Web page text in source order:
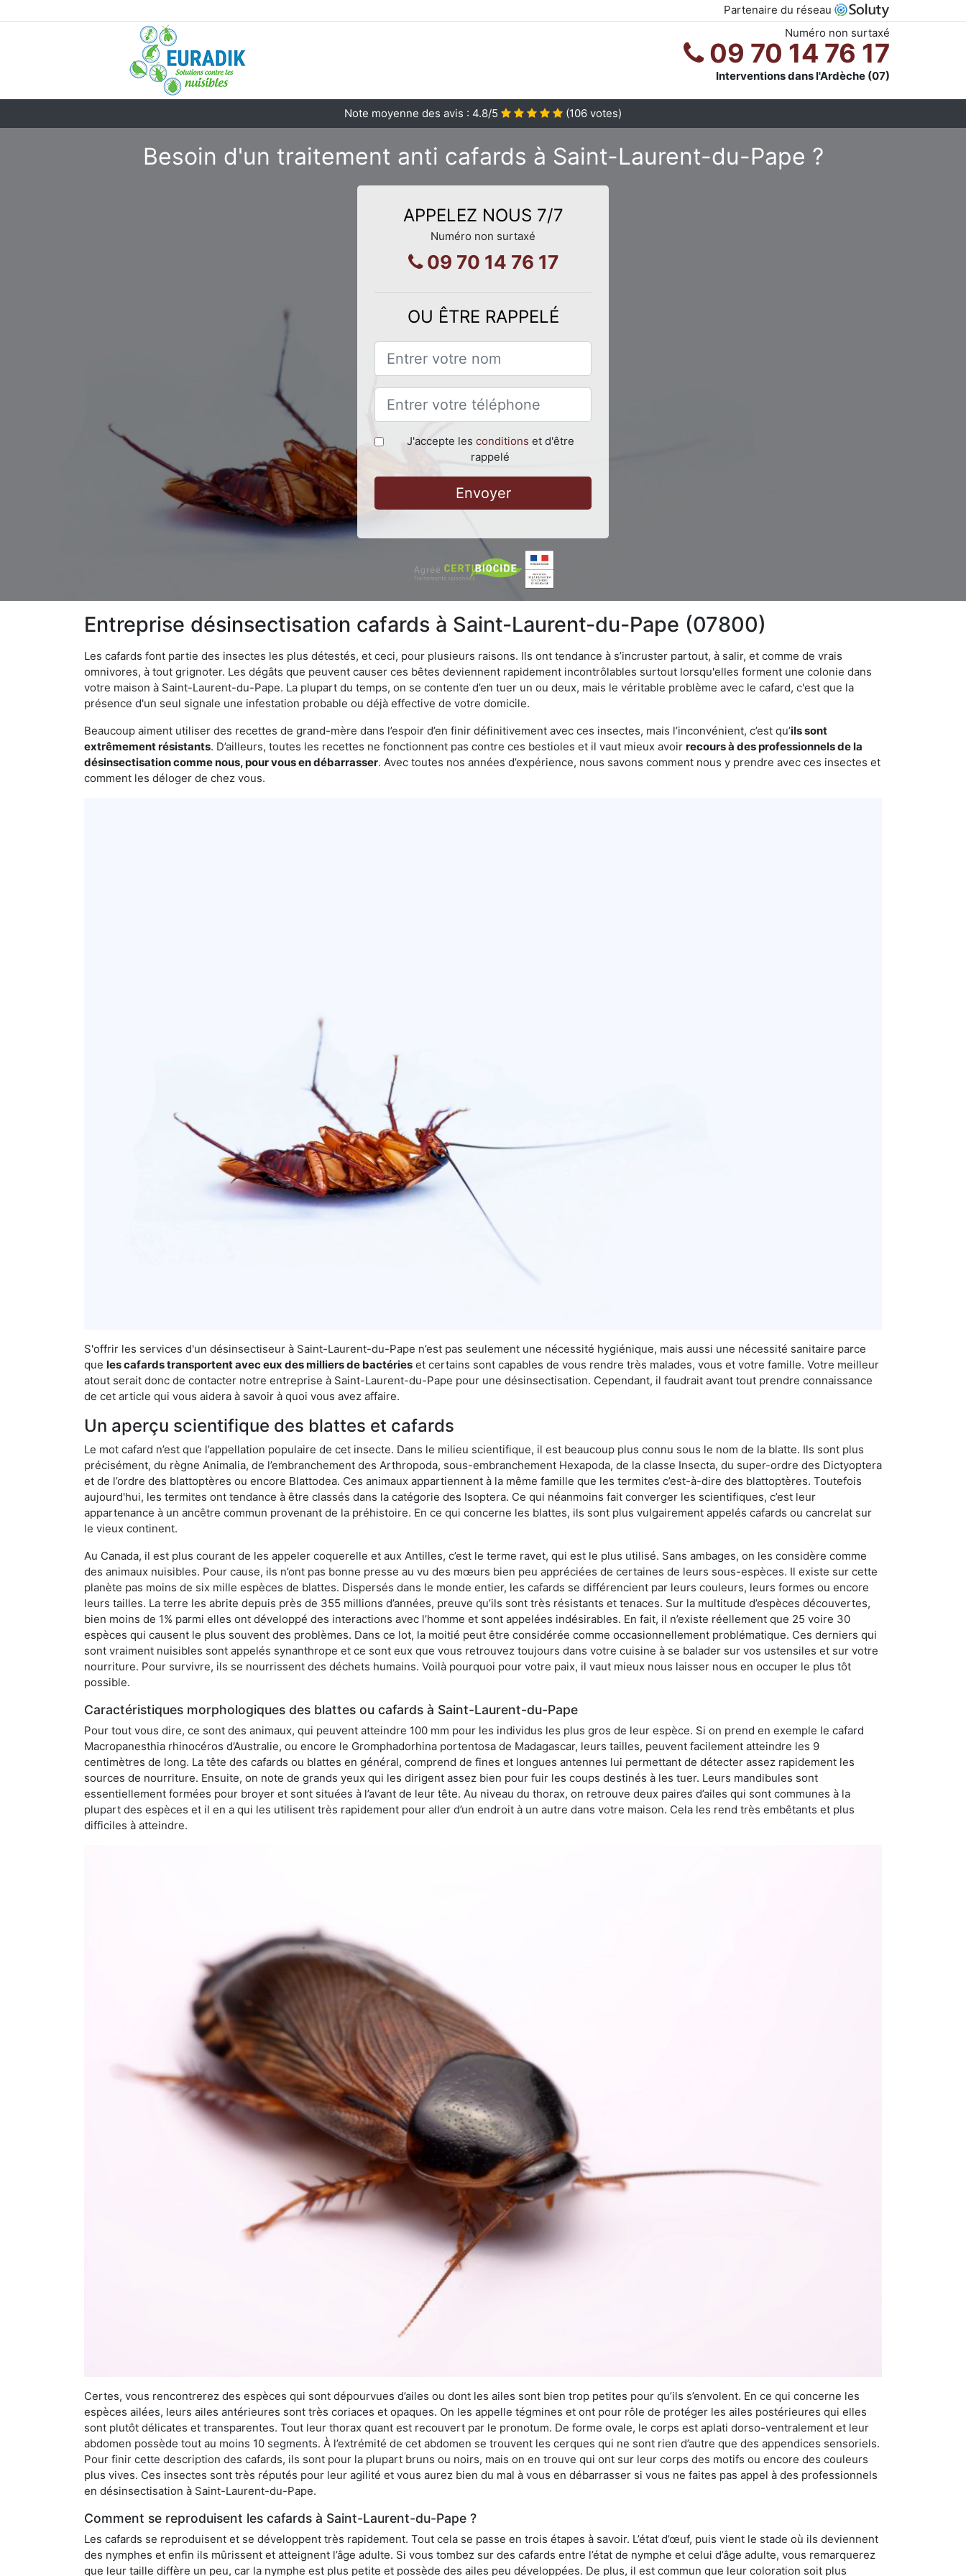
Partenaire du réseau
Numéro non surtaxé
09 70 14 76 17
Interventions dans l'Ardèche (07)
Note moyenne des avis : 4.8/5 (106 votes)
Besoin d'un traitement anti cafards à Saint-Laurent-du-Pape ?
APPELEZ NOUS 7/7
Numéro non surtaxé
09 70 14 76 17
OU ÊTRE RAPPELÉ
J'accepte les conditions et d'être
rappelé
Envoyer
Entreprise désinsectisation cafards à Saint-Laurent-du-Pape (07800)
Les cafards font partie des insectes les plus détestés, et ceci, pour plusieurs raisons. Ils ont tendance à s’incruster partout, à salir, et comme de vrais
omnivores, à tout grignoter. Les dégâts que peuvent causer ces bêtes deviennent rapidement incontrôlables surtout lorsqu'elles forment une colonie dans
votre maison à Saint-Laurent-du-Pape. La plupart du temps, on se contente d’en tuer un ou deux, mais le véritable problème avec le cafard, c'est que la
présence d'un seul signale une infestation probable ou déjà effective de votre domicile.
Beaucoup aiment utiliser des recettes de grand-mère dans l’espoir d’en finir définitivement avec ces insectes, mais l’inconvénient, c’est qu’ils sont
extrêmement résistants. D’ailleurs, toutes les recettes ne fonctionnent pas contre ces bestioles et il vaut mieux avoir recours à des professionnels de la
désinsectisation comme nous, pour vous en débarrasser. Avec toutes nos années d’expérience, nous savons comment nous y prendre avec ces insectes et
comment les déloger de chez vous.
S'offrir les services d'un désinsectiseur à Saint-Laurent-du-Pape n’est pas seulement une nécessité hygiénique, mais aussi une nécessité sanitaire parce
que les cafards transportent avec eux des milliers de bactéries et certains sont capables de vous rendre très malades, vous et votre famille. Votre meilleur
atout serait donc de contacter notre entreprise à Saint-Laurent-du-Pape pour une désinsectisation. Cependant, il faudrait avant tout prendre connaissance
de cet article qui vous aidera à savoir à quoi vous avez affaire.
Un aperçu scientifique des blattes et cafards
Le mot cafard n’est que l’appellation populaire de cet insecte. Dans le milieu scientifique, il est beaucoup plus connu sous le nom de la blatte. Ils sont plus
précisément, du règne Animalia, de l’embranchement des Arthropoda, sous-embranchement Hexapoda, de la classe Insecta, du super-ordre des Dictyoptera
et de l’ordre des blattoptères ou encore Blattodea. Ces animaux appartiennent à la même famille que les termites c’est-à-dire des blattoptères. Toutefois
aujourd'hui, les termites ont tendance à être classés dans la catégorie des Isoptera. Ce qui néanmoins fait converger les scientifiques, c’est leur
appartenance à un ancêtre commun provenant de la préhistoire. En ce qui concerne les blattes, ils sont plus vulgairement appelés cafards ou cancrelat sur
le vieux continent.
Au Canada, il est plus courant de les appeler coquerelle et aux Antilles, c’est le terme ravet, qui est le plus utilisé. Sans ambages, on les considère comme
des animaux nuisibles. Pour cause, ils n’ont pas bonne presse au vu des mœurs bien peu appréciées de certaines de leurs sous-espèces. Il existe sur cette
planète pas moins de six mille espèces de blattes. Dispersés dans le monde entier, les cafards se différencient par leurs couleurs, leurs formes ou encore
leurs tailles. La terre les abrite depuis près de 355 millions d’années, preuve qu’ils sont très résistants et tenaces. Sur la multitude d’espèces découvertes,
bien moins de 1% parmi elles ont développé des interactions avec l’homme et sont appelées indésirables. En fait, il n’existe réellement que 25 voire 30
espèces qui causent le plus souvent des problèmes. Dans ce lot, la moitié peut être considérée comme occasionnellement problématique. Ces derniers qui
sont vraiment nuisibles sont appelés synanthrope et ce sont eux que vous retrouvez toujours dans votre cuisine à se balader sur vos ustensiles et sur votre
nourriture. Pour survivre, ils se nourrissent des déchets humains. Voilà pourquoi pour votre paix, il vaut mieux nous laisser nous en occuper le plus tôt
possible.
Caractéristiques morphologiques des blattes ou cafards à Saint-Laurent-du-Pape
Pour tout vous dire, ce sont des animaux, qui peuvent atteindre 100 mm pour les individus les plus gros de leur espèce. Si on prend en exemple le cafard
Macropanesthia rhinocéros d’Australie, ou encore le Gromphadorhina portentosa de Madagascar, leurs tailles, peuvent facilement atteindre les 9
centimètres de long. La tête des cafards ou blattes en général, comprend de fines et longues antennes lui permettant de détecter assez rapidement les
sources de nourriture. Ensuite, on note de grands yeux qui les dirigent assez bien pour fuir les coups destinés à les tuer. Leurs mandibules sont
essentiellement formées pour broyer et sont situées à l’avant de leur tête. Au niveau du thorax, on retrouve deux paires d’ailes qui sont communes à la
plupart des espèces et il en a qui les utilisent très rapidement pour aller d’un endroit à un autre dans votre maison. Cela les rend très embêtants et plus
difficiles à atteindre.
Certes, vous rencontrerez des espèces qui sont dépourvues d’ailes ou dont les ailes sont bien trop petites pour qu’ils s’envolent. En ce qui concerne les
espèces ailées, leurs ailes antérieures sont très coriaces et opaques. On les appelle tégmines et ont pour rôle de protéger les ailes postérieures qui elles
sont plutôt délicates et transparentes. Tout leur thorax quant est recouvert par le pronotum. De forme ovale, le corps est aplati dorso-ventralement et leur
abdomen possède tout au moins 10 segments. À l’extrémité de cet abdomen se trouvent les cerques qui ne sont rien d’autre que des appendices sensoriels.
Pour finir cette description des cafards, ils sont pour la plupart bruns ou noirs, mais on en trouve qui ont sur leur corps des motifs ou encore des couleurs
plus vives. Ces insectes sont très réputés pour leur agilité et vous aurez bien du mal à vous en débarrasser si vous ne faites pas appel à des professionnels
en désinsectisation à Saint-Laurent-du-Pape.
Comment se reproduisent les cafards à Saint-Laurent-du-Pape ?
Les cafards se reproduisent et se développent très rapidement. Tout cela se passe en trois étapes à savoir. L’état d’œuf, puis vient le stade où ils deviennent
des nymphes et enfin ils mûrissent et atteignent l’âge adulte. Si vous tombez sur des cafards entre l’état de nymphe et celui d’âge adulte, vous remarquerez
que leur taille diffère un peu, car la nymphe est plus petite et possède des ailes peu développées. De plus, il est commun que leur coloration soit plus